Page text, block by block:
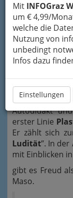
Mit INFOGraz
um € 4,99/
welche die
Nutzung von
unbedingt
Infos dazu
Einstellungen
Erwin
Autodidakt
erster Linie
Er zählt sich
Ludität”. In
mit Einblicken
gibt es Freud
Maso.